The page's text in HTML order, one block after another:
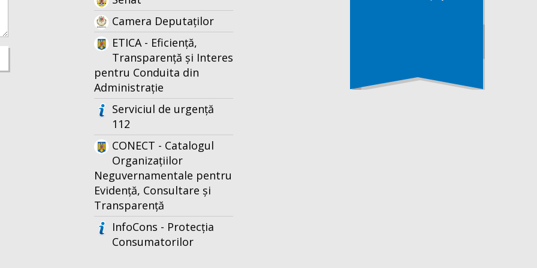
Camera Deputaților
ETICA - Eficiență,
Transparență și Interes
pentru Conduita din
Administrație
Serviciul de urgență
112
CONECT - Catalogul
Organizațiilor
Neguvernamentale pentru
Evidență, Consultare și
Transparență
InfoCons - Protecția
Consumatorilor